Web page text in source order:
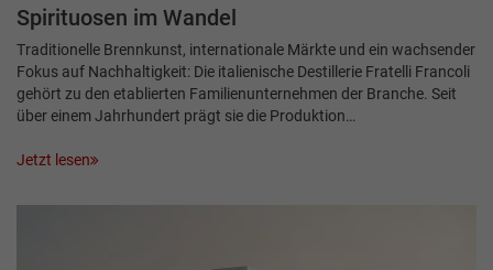
Spirituosen im Wandel
Traditionelle Brennkunst, internationale Märkte und ein wachsender
Fokus auf Nachhaltigkeit: Die italienische Destillerie Fratelli Francoli
gehört zu den etablierten Familienunternehmen der Branche. Seit
über einem Jahrhundert prägt sie die Produktion…
Jetzt lesen